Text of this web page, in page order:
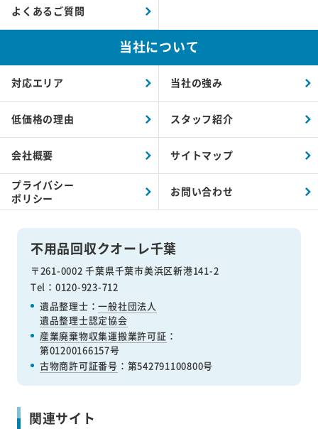
不用品回収クオーレ千葉
〒261-0002 千葉県千葉市美浜区新港141-2
Tel：0120-923-712
遺品整理士：一般社団法人
遺品整理士認定協会
産業廃棄物収集運搬業許可証 ：
第01200166157号
古物商許可証番号 ：第542791100800号
よくあるご質問
当社について
対応エリア 当社の強み
低価格の理由 スタッフ紹介
会社概要 サイトマップ
プライバシー
ポリシー
お問い合わせ
関連サイト